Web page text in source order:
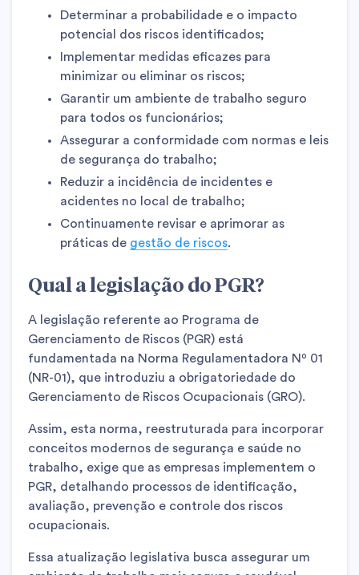
Determinar a probabilidade e o impacto
potencial dos riscos identificados;
Implementar medidas eficazes para
minimizar ou eliminar os riscos;
Garantir um ambiente de trabalho seguro
para todos os funcionários;
Assegurar a conformidade com normas e leis
de segurança do trabalho;
Reduzir a incidência de incidentes e
acidentes no local de trabalho;
Continuamente revisar e aprimorar as
práticas de gestão de riscos.
Qual a legislação do PGR?
A legislação referente ao Programa de
Gerenciamento de Riscos (PGR) está
fundamentada na Norma Regulamentadora Nº 01
(NR-01), que introduziu a obrigatoriedade do
Gerenciamento de Riscos Ocupacionais (GRO).
Assim, esta norma, reestruturada para incorporar
conceitos modernos de segurança e saúde no
trabalho, exige que as empresas implementem o
PGR, detalhando processos de identificação,
avaliação, prevenção e controle dos riscos
ocupacionais.
Essa atualização legislativa busca assegurar um